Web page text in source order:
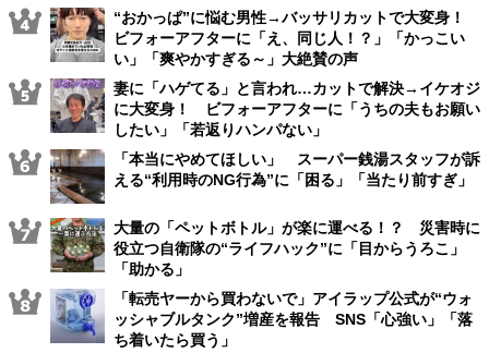
“おかっぱ”に悩む男性→バッサリカットで大変身！
ビフォーアフターに「え、同じ人！？」「かっこい
い」「爽やかすぎる～」大絶賛の声
妻に「ハゲてる」と言われ…カットで解決→イケオジ
に大変身！ ビフォーアフターに「うちの夫もお願い
したい」「若返りハンパない」
「本当にやめてほしい」 スーパー銭湯スタッフが訴
える“利用時のNG行為”に「困る」「当たり前すぎ」
大量の「ペットボトル」が楽に運べる！？ 災害時に
役立つ自衛隊の“ライフハック”に「目からうろこ」
「助かる」
「転売ヤーから買わないで」アイラップ公式が“ウォ
ッシャブルタンク”増産を報告 SNS「心強い」「落
ち着いたら買う」